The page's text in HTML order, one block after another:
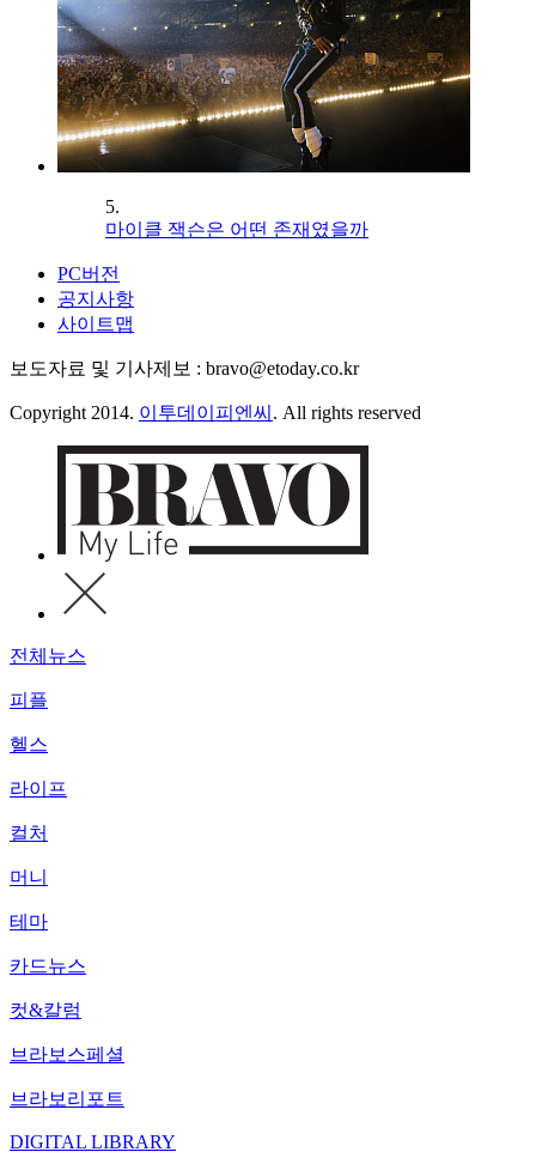
5.
마이클 잭슨은 어떤 존재였을까
PC버전
공지사항
사이트맵
보도자료 및 기사제보 : bravo@etoday.co.kr
Copyright 2014. 이투데이피엔씨 . All rights reserved
전체뉴스
피플
헬스
라이프
컬처
머니
테마
카드뉴스
컷&칼럼
브라보스페셜
브라보리포트
DIGITAL LIBRARY